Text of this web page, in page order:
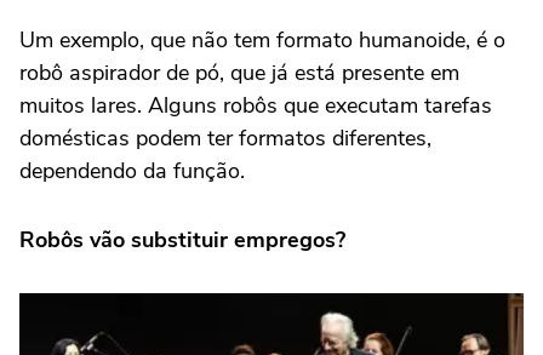
Um exemplo, que não tem formato humanoide, é o
robô aspirador de pó, que já está presente em
muitos lares. Alguns robôs que executam tarefas
domésticas podem ter formatos diferentes,
dependendo da função.
Robôs vão substituir empregos?